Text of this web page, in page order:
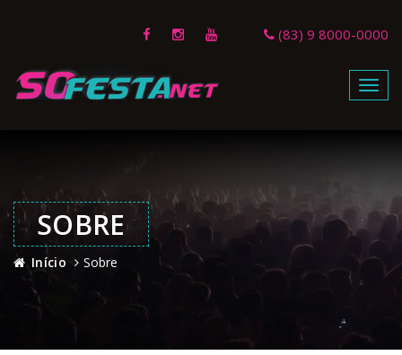
(83) 9 8000-0000
Menu
SOBRE
Início Sobre